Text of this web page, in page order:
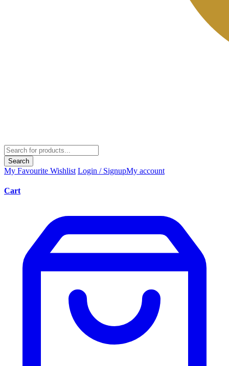
Search
My Favourite Wishlist Login / SignupMy account
Cart